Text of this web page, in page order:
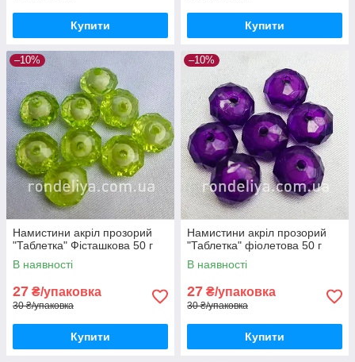
Купити Купити
–10%
Намистини акріл прозорий
"Таблетка" Фісташкова 50 г
В наявності
27 ₴/упаковка
30 ₴/упаковка
Купити
–10%
Намистини акріл прозорий
"Таблетка" фіолетова 50 г
В наявності
27 ₴/упаковка
30 ₴/упаковка
Купити